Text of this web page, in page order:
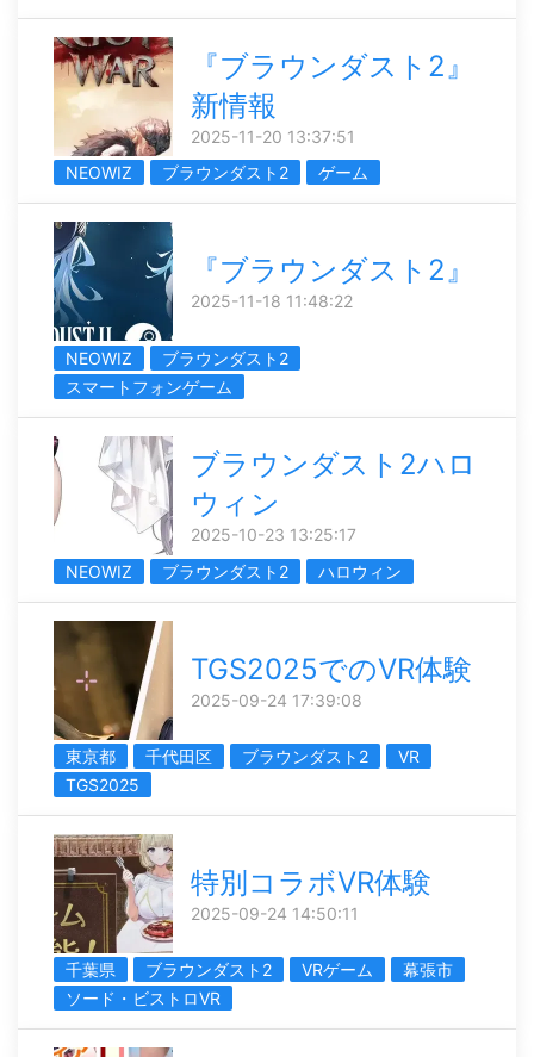
『ブラウンダスト2』
新情報
2025-11-20 13:37:51
NEOWIZ
ブラウンダスト2 ゲーム
『ブラウンダスト2』
2025-11-18 11:48:22
NEOWIZ
ブラウンダスト2
スマートフォンゲーム
ブラウンダスト2ハロ
ウィン
2025-10-23 13:25:17
NEOWIZ
ブラウンダスト2 ハロウィン
TGS2025でのVR体験
2025-09-24 17:39:08
東京都 千代田区 ブラウンダスト2
VR
TGS2025
特別コラボVR体験
2025-09-24 14:50:11
千葉県 ブラウンダスト2 VRゲーム
幕張市
ソード・ビストロVR